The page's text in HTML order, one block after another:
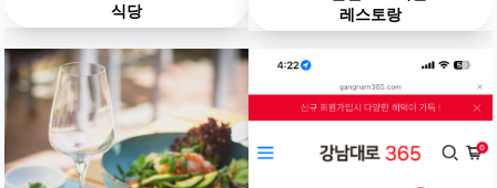
식당
레스토랑